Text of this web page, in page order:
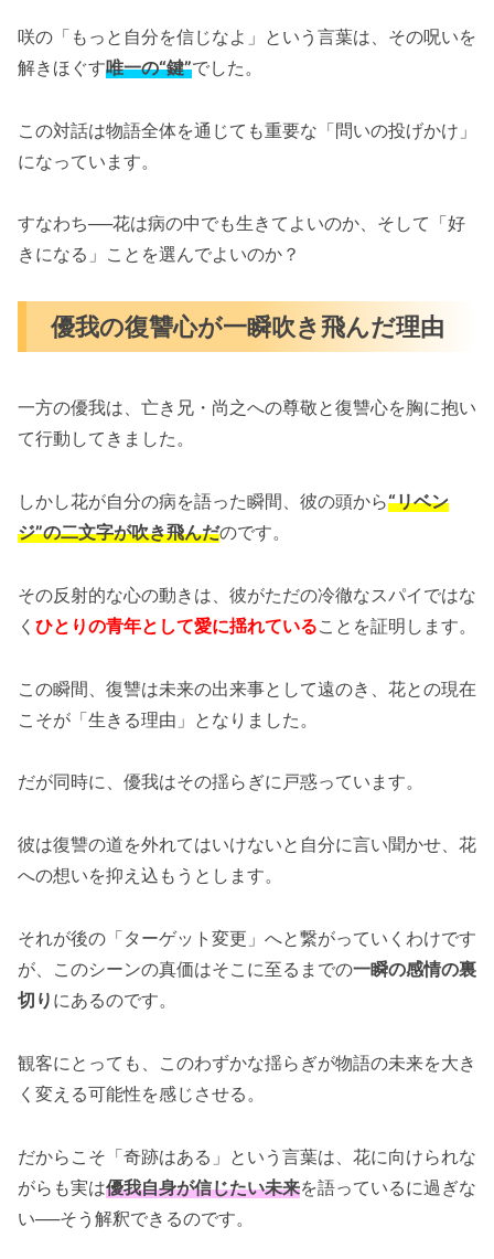
咲の「もっと自分を信じなよ」という言葉は、その呪いを
解きほぐす唯一の“鍵”でした。
この対話は物語全体を通じても重要な「問いの投げかけ」
になっています。
すなわち──花は病の中でも生きてよいのか、そして「好
きになる」ことを選んでよいのか？
優我の復讐心が一瞬吹き飛んだ理由
一方の優我は、亡き兄・尚之への尊敬と復讐心を胸に抱い
て行動してきました。
しかし花が自分の病を語った瞬間、彼の頭から“リベン
ジ”の二文字が吹き飛んだのです。
その反射的な心の動きは、彼がただの冷徹なスパイではな
く ひとりの青年として愛に揺れていることを証明します。
この瞬間、復讐は未来の出来事として遠のき、花との現在
こそが「生きる理由」となりました。
だが同時に、優我はその揺らぎに戸惑っています。
彼は復讐の道を外れてはいけないと自分に言い聞かせ、花
への想いを抑え込もうとします。
それが後の「ターゲット変更」へと繋がっていくわけです
が、このシーンの真価はそこに至るまでの一瞬の感情の裏
切り にあるのです。
観客にとっても、このわずかな揺らぎが物語の未来を大き
く変える可能性を感じさせる。
だからこそ「奇跡はある」という言葉は、花に向けられな
がらも実は優我自身が信じたい未来を語っているに過ぎな
い──そう解釈できるのです。